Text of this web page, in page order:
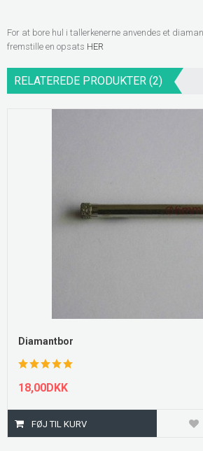
For at bore hul i tallerkenerne anvendes et
fremstille en opsats HER
RELATEREDE PRODUKTER (2)
Diamantbor
18,00DKK